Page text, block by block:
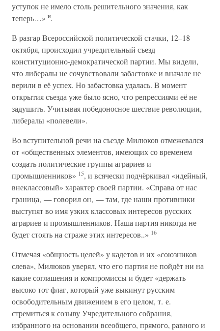
уступок не имело столь решительного значения, как
теперь…» и.
В разгар Всероссийской политической стачки, 12–18
октября, происходил учредительный съезд
конституционно-демократической партии. Мы видели,
что либералы не сочувствовали забастовке и вначале не
верили в её успех. Но забастовка удалась. В момент
открытия съезда уже было ясно, что репрессиями её не
задушить. Учитывая победоносное шествие революции,
либералы «полевели».
Во вступительной речи на съезде Милюков отмежевался
от «общественных элементов, имеющих со временем
создать политические группы аграриев и
промышленников» 15, и всячески подчёркивал «идейный,
внеклассовый» характер своей партии. «Справа от нас
граница, — говорил он, — там, где наши противники
выступят во имя узких классовых интересов русских
аграриев и промышленников. Наша партия никогда не
будет стоять на страже этих интересов..» 16
Отмечая «общность целей» у кадетов и их «союзников
слева», Милюков уверял, что его партия не пойдёт ни на
какие соглашения и компромиссы и будет «держать
высоко тот флаг, который уже выкинут русским
освободительным движением в его целом, т. е.
стремиться к созыву Учредительного собрания,
избранного на основании всеобщего, прямого, равного и